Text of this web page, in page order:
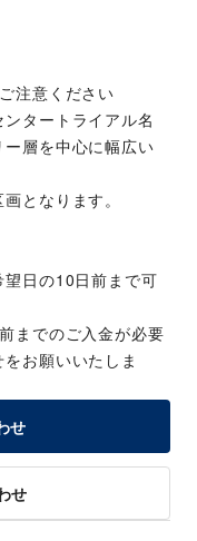
注意ください
タートライアル名
層を中心に幅広い
となります。
日の10日前まで可
までのご入金が必要
お願いいたしま
せ
せ